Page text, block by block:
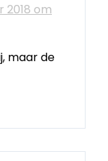
2018 om
maar de